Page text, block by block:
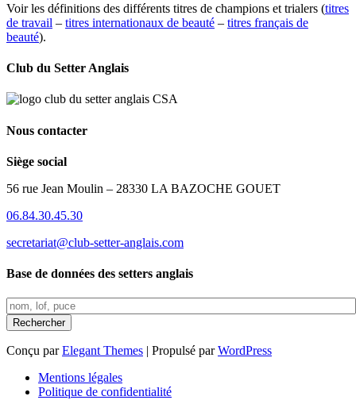
Voir les définitions des différents titres de champions et trialers (titres
de travail – titres internationaux de beauté – titres français de
beauté).
Club du Setter Anglais
Nous contacter
Siège social
56 rue Jean Moulin – 28330 LA BAZOCHE GOUET
06.84.30.45.30
secretariat@club-setter-anglais.com
Base de données des setters anglais
Conçu parElegant Themes | Propulsé parWordPress
Mentions légales
Politique de confidentialité